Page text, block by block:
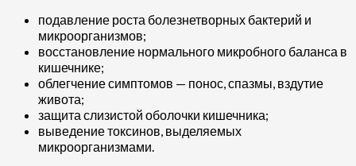
подавление роста болезнетворных бактерий и
микроорганизмов;
восстановление нормального микробного баланса в
кишечнике;
облегчение симптомов — понос, спазмы, вздутие
живота;
защита слизистой оболочки кишечника;
выведение токсинов, выделяемых
микроорганизмами.